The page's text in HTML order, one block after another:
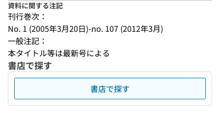
資料に関する注記
刊行巻次：
No. 1 (2005年3月20日)-no. 107 (2012年3月)
一般注記：
本タイトル等は最新号による
書店で探す
書店で探す